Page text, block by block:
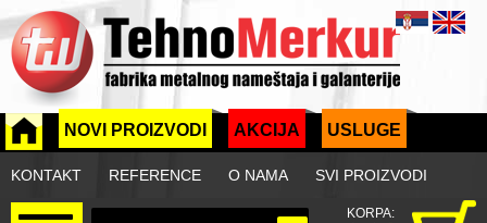
NOVI PROIZVODI AKCIJA USLUGE
KONTAKT REFERENCE O NAMA SVI PROIZVODI
KORPA: